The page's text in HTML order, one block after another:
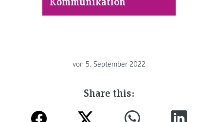
von 5. September 2022
Share this: